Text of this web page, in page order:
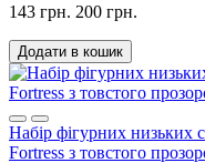
143 грн. 200 грн.
Додати в кошик
Набір фігурних низьких
Fortress з товстого